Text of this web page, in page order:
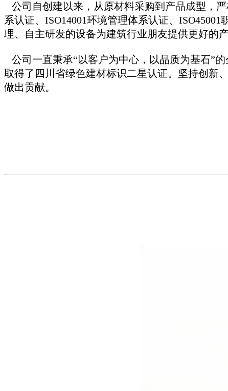
公司自创建以来，从原材料采购到产品成型，
系认证、ISO14001环境管理体系认证、
理、自主研发的设备为建筑行业朋友提供更好的
公司一直秉承“以客户为中心，以品质为基石”
取得了四川省绿色建材标识二星认证。坚持创新
做出贡献。